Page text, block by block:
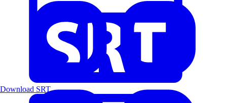
Download SRT